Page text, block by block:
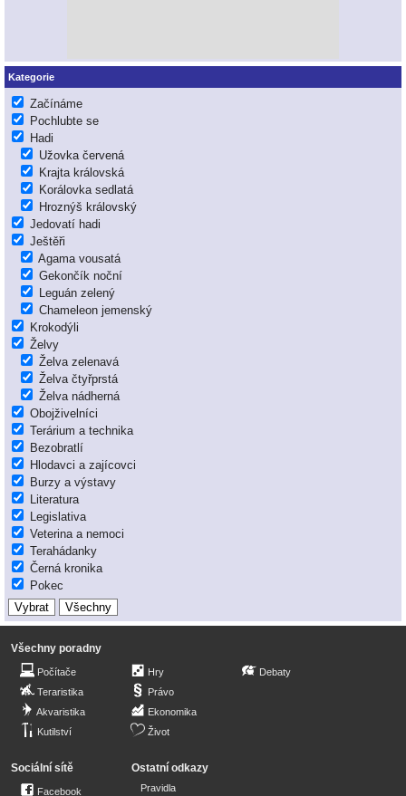
Kategorie
Začínáme
Pochlubte se
Hadi
Užovka červená
Krajta královská
Korálovka sedlatá
Hroznýš královský
Jedovatí hadi
Ještěři
Agama vousatá
Gekončík noční
Leguán zelený
Chameleon jemenský
Krokodýli
Želvy
Želva zelenavá
Želva čtyřprstá
Želva nádherná
Obojživelníci
Terárium a technika
Bezobratlí
Hlodavci a zajícovci
Burzy a výstavy
Literatura
Legislativa
Veterina a nemoci
Terahádanky
Černá kronika
Pokec
Všechny poradny
Počítače
Teraristika
Akvaristika
Kutilství
Hry
Právo
Ekonomika
Život
Debaty
Sociální sítě
Facebook
Ostatní odkazy
Pravidla